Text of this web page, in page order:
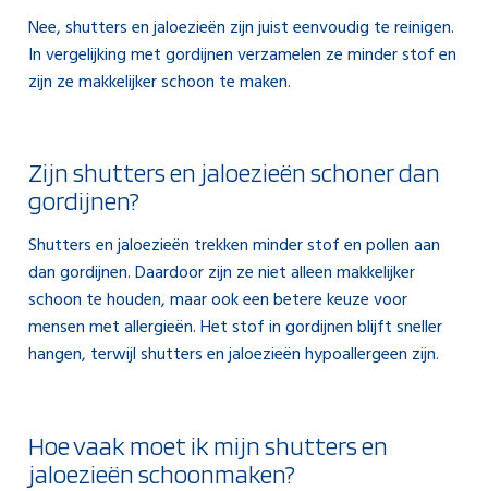
Nee, shutters en jaloezieën zijn juist eenvoudig te reinigen.
In vergelijking met gordijnen verzamelen ze minder stof en
zijn ze makkelijker schoon te maken.
Zijn shutters en jaloezieën schoner dan
gordijnen?
Shutters en jaloezieën trekken minder stof en pollen aan
dan gordijnen. Daardoor zijn ze niet alleen makkelijker
schoon te houden, maar ook een betere keuze voor
mensen met allergieën. Het stof in gordijnen blijft sneller
hangen, terwijl shutters en jaloezieën hypoallergeen zijn.
Hoe vaak moet ik mijn shutters en
jaloezieën schoonmaken?